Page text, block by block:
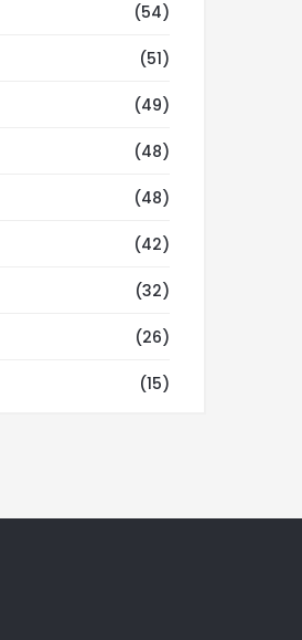
(54)
(51)
(49)
(48)
(48)
(42)
(32)
(26)
(15)